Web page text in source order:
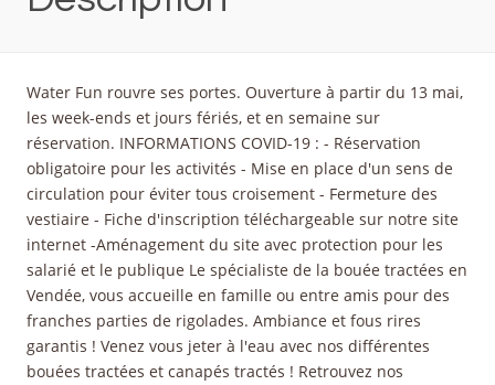
Water Fun rouvre ses portes. Ouverture à partir du 13 mai,
les week-ends et jours fériés, et en semaine sur
réservation. INFORMATIONS COVID-19 : - Réservation
obligatoire pour les activités - Mise en place d'un sens de
circulation pour éviter tous croisement - Fermeture des
vestiaire - Fiche d'inscription téléchargeable sur notre site
internet -Aménagement du site avec protection pour les
salarié et le publique Le spécialiste de la bouée tractées en
Vendée, vous accueille en famille ou entre amis pour des
franches parties de rigolades. Ambiance et fous rires
garantis ! Venez vous jeter à l'eau avec nos différentes
bouées tractées et canapés tractés ! Retrouvez nos